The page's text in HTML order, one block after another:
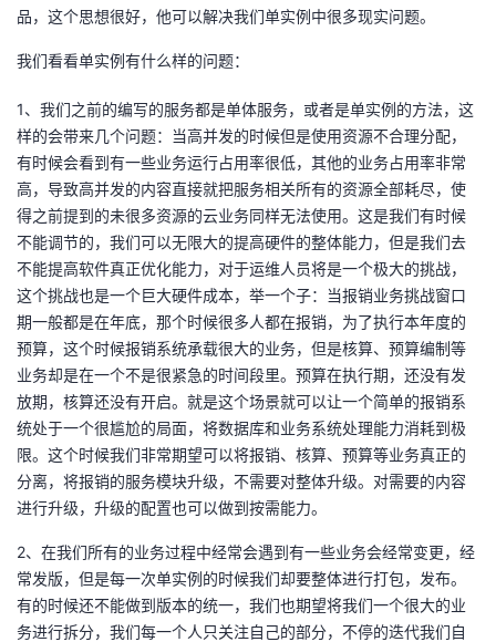
我
的
博
客
我
的
论
坛
我
的
圈
子
我
的
直
播
我
的
活
动
我
的
关
注
我
的
开
发
我
的
Programs
我
的
品，这个思想很好，他可以解决我们单实例中很多现实问题。
我们看看单实例有什么样的问题：
1、我们之前的编写的服务都是单体服务，或者是单实例的方法，这
样的会带来几个问题：当高并发的时候但是使用资源不合理分配，
有时候会看到有一些业务运行占用率很低，其他的业务占用率非常
高，导致高并发的内容直接就把服务相关所有的资源全部耗尽，使
得之前提到的未很多资源的云业务同样无法使用。这是我们有时候
不能调节的，我们可以无限大的提高硬件的整体能力，但是我们去
不能提高软件真正优化能力，对于运维人员将是一个极大的挑战，
这个挑战也是一个巨大硬件成本，举一个子：当报销业务挑战窗口
期一般都是在年底，那个时候很多人都在报销，为了执行本年度的
预算，这个时候报销系统承载很大的业务，但是核算、预算编制等
业务却是在一个不是很紧急的时间段里。预算在执行期，还没有发
放期，核算还没有开启。就是这个场景就可以让一个简单的报销系
统处于一个很尴尬的局面，将数据库和业务系统处理能力消耗到极
限。这个时候我们非常期望可以将报销、核算、预算等业务真正的
分离，将报销的服务模块升级，不需要对整体升级。对需要的内容
进行升级，升级的配置也可以做到按需能力。
2、在我们所有的业务过程中经常会遇到有一些业务会经常变更，经
常发版，但是每一次单实例的时候我们却要整体进行打包，发布。
有的时候还不能做到版本的统一，我们也期望将我们一个很大的业
务进行拆分，我们每一个人只关注自己的部分，不停的迭代我们自